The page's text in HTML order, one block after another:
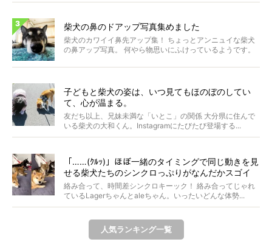
柴犬の鼻のドアップ写真集めました
柴犬のカワイイ鼻先アップ集！ ちょっとアンニュイな柴犬
の鼻アップ写真。 何やら物思いにふけっているようです。
子どもと柴犬の姿は、いつ見てもほのぼのしてい
て、心が温まる。
友だち以上、兄妹未満な「いとこ」の関係 大分県に住んで
いる柴犬の大和くん。Instagramにたびたび登場する...
「……(ｸﾙｯ)」ほぼ一緒のタイミングで同じ動きを見
せる柴犬たちのシンクロっぷりがなんだかスゴイ
絡み合って、時間差シンクロキーック！ 絡み合ってじゃれ
ているLagerちゃんとaleちゃん。いったいどんな体勢...
人気ランキング一覧